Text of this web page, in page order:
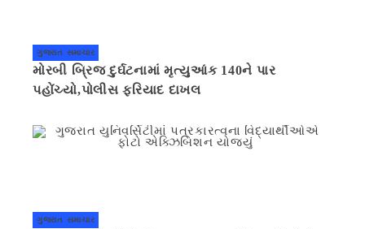
ગુજરાત સમાચાર
મોરબી બ્રિજ દુર્ઘટનામાં મૃત્યુઆંક 140ને પાર
પહોંચ્યો,પોલીસ ફરિયાદ દાખલ
ગુજરાત સમાચાર